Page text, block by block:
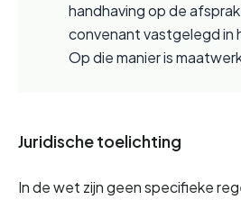
handhaving op de
convenant vastgelegd in
Op die manier is
Juridische toelichting
In de wet zijn geen specifieke